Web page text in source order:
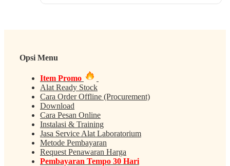
Opsi Menu
Item Promo
Alat Ready Stock
Cara Order Offline (Procurement)
Download
Cara Pesan Online
Instalasi & Training
Jasa Service Alat Laboratorium
Metode Pembayaran
Request Penawaran Harga
Pembayaran Tempo 30 Hari